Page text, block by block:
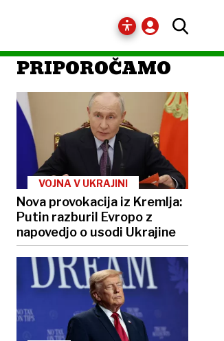
PRIPOROČAMO
VOJNA V UKRAJINI
Nova provokacija iz Kremlja:
Putin razburil Evropo z
napovedjo o usodi Ukrajine